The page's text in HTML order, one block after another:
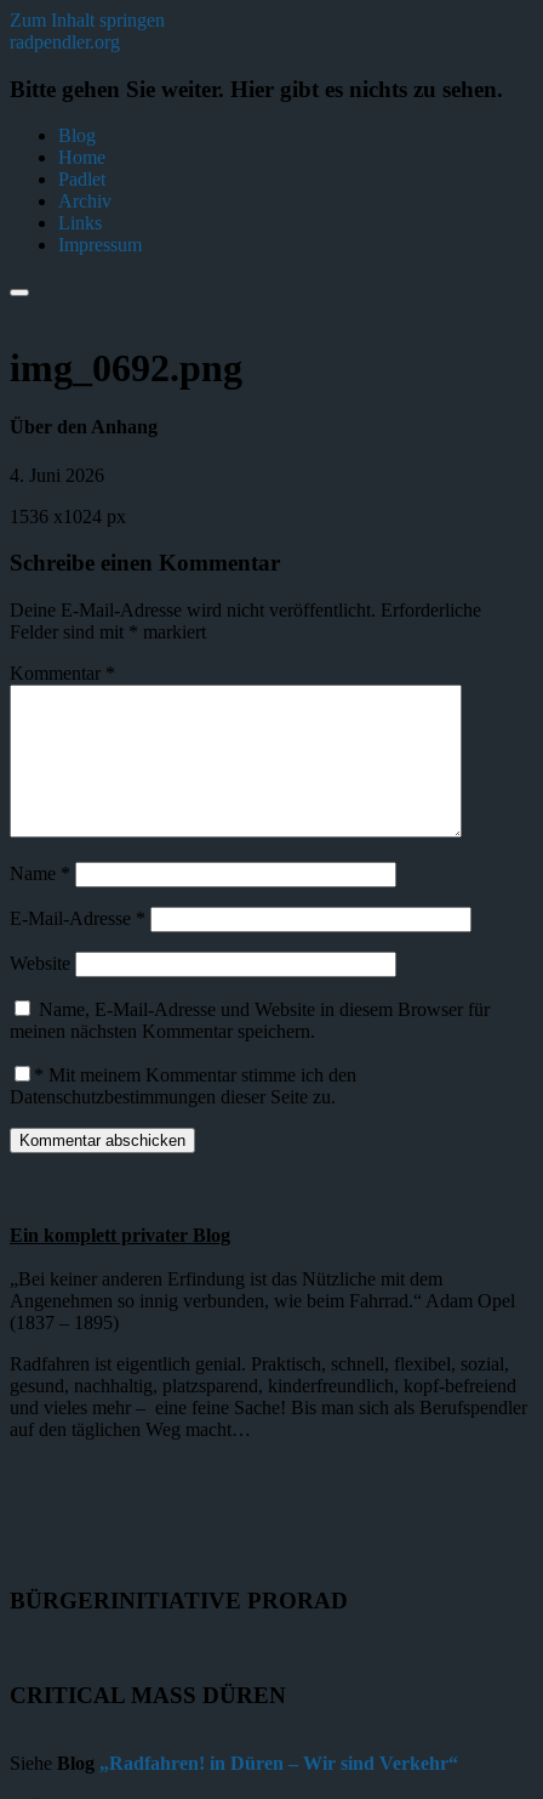
Zum Inhalt springen
radpendler.org
Bitte gehen Sie weiter. Hier gibt es nichts zu sehen.
Blog
Home
Padlet
Archiv
Links
Impressum
img_0692.png
Über den Anhang
4. Juni 2026
1536 x1024 px
Schreibe einen Kommentar
Deine E-Mail-Adresse wird nicht veröffentlicht. Erforderliche
Felder sind mit * markiert
Kommentar *
Name *
E-Mail-Adresse *
Website
Name, E-Mail-Adresse und Website in diesem Browser für
meinen nächsten Kommentar speichern.
* Mit meinem Kommentar stimme ich den
Datenschutzbestimmungen dieser Seite zu.
Ein komplett privater Blog
„Bei keiner anderen Erfindung ist das Nützliche mit dem
Angenehmen so innig verbunden, wie beim Fahrrad.“ Adam Opel
(1837 – 1895)
Radfahren ist eigentlich genial. Praktisch, schnell, flexibel, sozial,
gesund, nachhaltig, platzsparend, kinderfreundlich, kopf-befreiend
und vieles mehr – eine feine Sache! Bis man sich als Berufspendler
auf den täglichen Weg macht…
BÜRGERINITIATIVE PRORAD
CRITICAL MASS DÜREN
Siehe Blog „Radfahren! in Düren – Wir sind Verkehr“